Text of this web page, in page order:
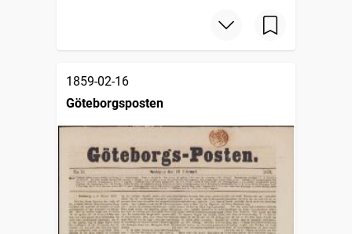
1859-02-16
Göteborgsposten